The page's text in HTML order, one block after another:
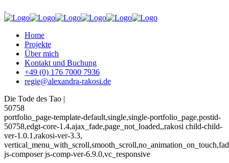
Home
Projekte
Über mich
Kontakt und Buchung
+49 (0) 176 7000 7936
regie@alexandra-rakosi.de
Die Tode des Tao |
50758
portfolio_page-template-default,single,single-portfolio_page,postid-
50758,edgt-core-1.4,ajax_fade,page_not_loaded,,rakosi child-child-
ver-1.0.1,rakosi-ver-3.3,
js-composer js-comp-ver-6.9.0,vc_responsive